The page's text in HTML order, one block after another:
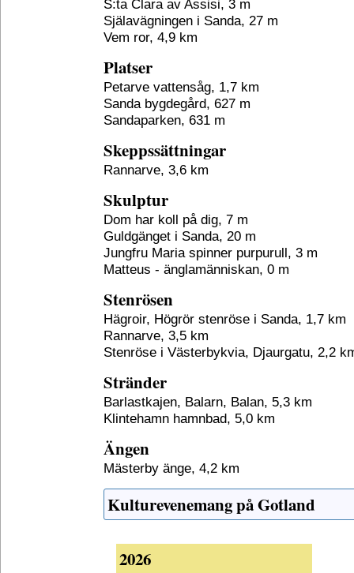
S:ta Clara av Assisi, 3 m
Själavägningen i Sanda, 27 m
Vem ror, 4,9 km
Platser
Petarve vattensåg, 1,7 km
Sanda bygdegård, 627 m
Sandaparken, 631 m
Skeppssättningar
Rannarve, 3,6 km
Skulptur
Dom har koll på dig, 7 m
Guldgänget i Sanda, 20 m
Jungfru Maria spinner purpurull, 3 m
Matteus - änglamänniskan, 0 m
Stenrösen
Hägroir, Högrör stenröse i Sanda, 1,7 km
Rannarve, 3,5 km
Stenröse i Västerbykvia, Djaurgatu, 2,2
Stränder
Barlastkajen, Balarn, Balan, 5,3 km
Klintehamn hamnbad, 5,0 km
Ängen
Mästerby änge, 4,2 km
Kulturevenemang på Gotland
2026